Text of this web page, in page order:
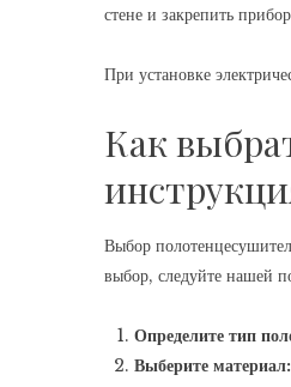
стене и закрепить
При установке
Как
Выбор
выбор, следуйте нашей
Определите тип
Выберите материал: